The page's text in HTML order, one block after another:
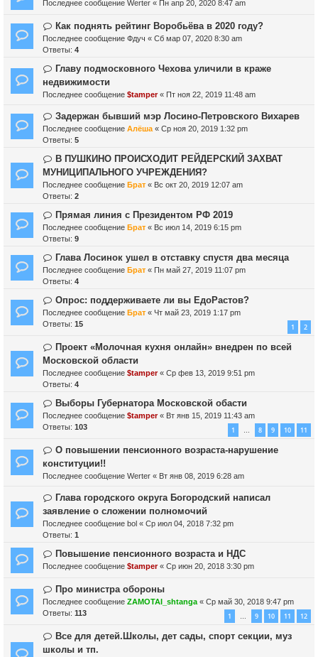
Последнее сообщение Werter « Пн апр 20, 2020 8:47 am
Как поднять рейтинг Воробьёва в 2020 году?
Последнее сообщение Фдуч « Сб мар 07, 2020 8:30 am
Ответы: 4
Главу подмосковного Чехова уличили в краже
недвижимости
Последнее сообщение $tamper« Пт ноя 22, 2019 11:48 am
Задержан бывший мэр Лосино-Петровского Вихарев
Последнее сообщение Алёша « Ср ноя 20, 2019 1:32 pm
Ответы: 5
В ПУШКИНО ПРОИСХОДИТ РЕЙДЕРСКИЙ ЗАХВАТ
МУНИЦИПАЛЬНОГО УЧРЕЖДЕНИЯ?
Последнее сообщение Брат « Вс окт 20, 2019 12:07 am
Ответы: 2
Прямая линия с Президентом РФ 2019
Последнее сообщение Брат « Вс июл 14, 2019 6:15 pm
Ответы: 9
Глава Лосинок ушел в отставку спустя два месяца
Последнее сообщение Брат « Пн май 27, 2019 11:07 pm
Ответы: 4
Опрос: поддерживаете ли вы ЕдоРастов?
Последнее сообщение Брат « Чт май 23, 2019 1:17 pm
Ответы: 15 1 2
Проект «Молочная кухня онлайн» внедрен по всей
Московской области
Последнее сообщение $tamper« Ср фев 13, 2019 9:51 pm
Ответы: 4
Выборы Губернатора Московской обасти
Последнее сообщение $tamper« Вт янв 15, 2019 11:43 am
Ответы: 103 1 … 8 9 10 11
О повышении пенсионного возраста-нарушение
конституции!!
Последнее сообщение Werter « Вт янв 08, 2019 6:28 am
Глава городского округа Богородский написал
заявление о сложении полномочий
Последнее сообщение bol « Ср июл 04, 2018 7:32 pm
Ответы: 1
Повышение пенсионного возраста и НДС
Последнее сообщение $tamper« Ср июн 20, 2018 3:30 pm
Про министра обороны
Последнее сообщение ZAMOTAI_shtanga « Ср май 30, 2018 9:47 pm
Ответы: 113 1 … 9 10 11 12
Все для детей.Школы, дет сады, спорт секции, муз
школы и тп.